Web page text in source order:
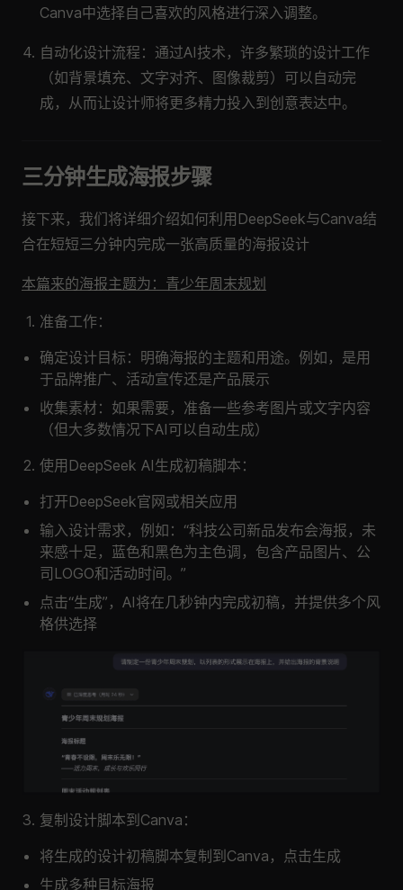
Canva中选择自己喜欢的风格进行深入调整。
自动化设计流程：通过AI技术，许多繁琐的设计工作
（如背景填充、文字对齐、图像裁剪）可以自动完
成，从而让设计师将更多精力投入到创意表达中。
三分钟生成海报步骤
接下来，我们将详细介绍如何利用DeepSeek与Canva结
合在短短三分钟内完成一张高质量的海报设计
本篇来的海报主题为：青少年周末规划
准备工作：
确定设计目标：明确海报的主题和用途。例如，是用
于品牌推广、活动宣传还是产品展示
收集素材：如果需要，准备一些参考图片或文字内容
（但大多数情况下AI可以自动生成）
使用DeepSeek AI生成初稿脚本：
打开DeepSeek官网或相关应用
输入设计需求，例如：“科技公司新品发布会海报，未
来感十足，蓝色和黑色为主色调，包含产品图片、公
司LOGO和活动时间。”
点击“生成”，AI将在几秒钟内完成初稿，并提供多个风
格供选择
复制设计脚本到Canva：
将生成的设计初稿脚本复制到Canva，点击生成
生成多种目标海报